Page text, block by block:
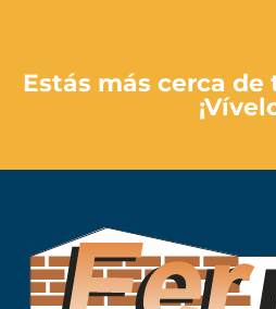
Estás más cerca